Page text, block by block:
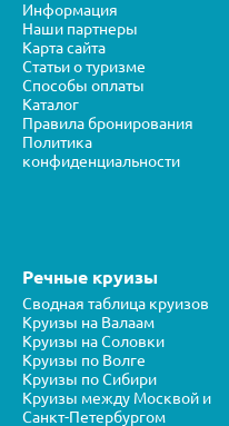
Информация
Наши партнеры
Карта сайта
Статьи о туризме
Способы оплаты
Каталог
Правила бронирования
Политика
конфиденциальности
Речные круизы
Сводная таблица круизов
Круизы на Валаам
Круизы на Соловки
Круизы по Волге
Круизы по Сибири
Круизы между Москвой и
Санкт-Петербургом